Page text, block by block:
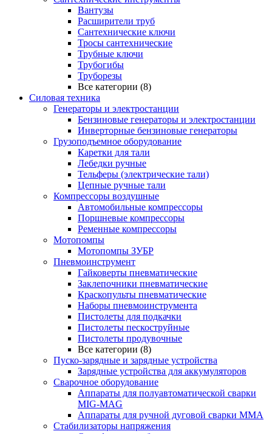
Вантузы
Расширители труб
Сантехнические ключи
Тросы сантехнические
Трубные ключи
Трубогибы
Труборезы
Все категории (8)
Силовая техника
Генераторы и электростанции
Бензиновые генераторы и электростанции
Инверторные бензиновые генераторы
Грузоподъемное оборудование
Каретки для тали
Лебедки ручные
Тельферы (электрические тали)
Цепные ручные тали
Компрессоры воздушные
Автомобильные компрессоры
Поршневые компрессоры
Ременные компрессоры
Мотопомпы
Мотопомпы ЗУБР
Пневмоинструмент
Гайковерты пневматические
Заклепочники пневматические
Краскопульты пневматические
Наборы пневмоинструмента
Пистолеты для подкачки
Пистолеты пескоструйные
Пистолеты продувочные
Все категории (8)
Пуско-зарядные и зарядные устройства
Зарядные устройства для аккумуляторов
Сварочное оборудование
Аппараты для полуавтоматической сварки
MIG-MAG
Аппараты для ручной дуговой сварки MMA
Стабилизаторы напряжения